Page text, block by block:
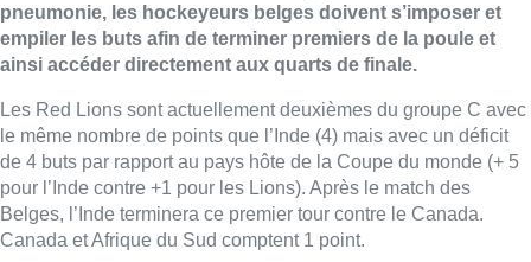
pneumonie, les hockeyeurs belges doivent s’imposer et
empiler les buts afin de terminer premiers de la poule et
ainsi accéder directement aux quarts de finale.
Les Red Lions sont actuellement deuxièmes du groupe C avec
le même nombre de points que l’Inde (4) mais avec un déficit
de 4 buts par rapport au pays hôte de la Coupe du monde (+ 5
pour l’Inde contre +1 pour les Lions). Après le match des
Belges, l’Inde terminera ce premier tour contre le Canada.
Canada et Afrique du Sud comptent 1 point.